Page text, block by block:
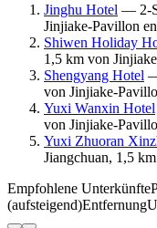
Jinghu Hotel — 2-
Jinjiake-Pavillon
Shiwen Holiday
1,5 km von
Shengyang Hotel
von Jinjiake-
Yuxi Wanxin Hotel
von Jinjiake-
Yuxi Zhuoran
Jiangchuan, 1,5
Empfohlene Unterkünfte
(aufsteigend)Entfernung